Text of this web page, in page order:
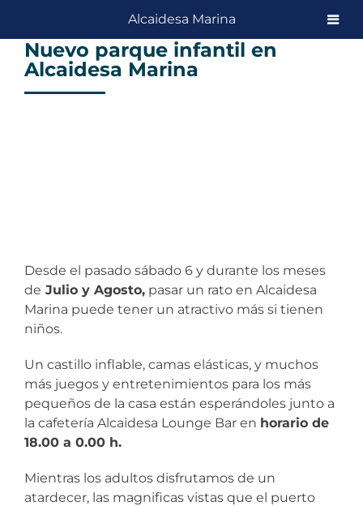
contentNuevo parque infantil en
Alcaidesa Marina
Desde el pasado sábado 6 y durante los meses
de Julio y Agosto, pasar un rato en Alcaidesa
Marina puede tener un atractivo más si tienen
niños.
Un castillo inflable, camas elásticas, y muchos
más juegos y entretenimientos para los más
pequeños de la casa están esperándoles junto a
la cafetería Alcaidesa Lounge Bar en horario de
18.00 a 0.00 h.
Mientras los adultos disfrutamos de un
atardecer, las magnificas vistas que el puerto
Alcaidesa Marina